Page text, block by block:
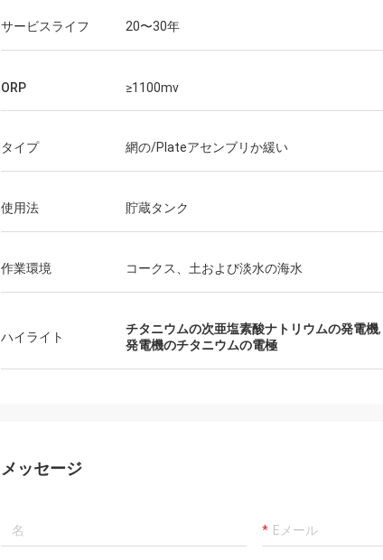
サービスライフ 20〜30年
ORP ≥1100mv
タイプ 網の/Plateアセンブリか緩い
使用法 貯蔵タンク
作業環境 コークス、土および淡水の海水
ハイライト
チタニウムの次亜塩素酸ナトリウムの発電機,
発電機のチタニウムの電極
メッセージ